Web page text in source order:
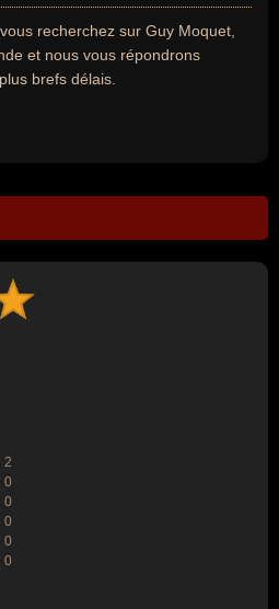
recherchez sur Guy Moquet,
et nous vous répondrons
brefs délais.
2
0
0
0
0
0